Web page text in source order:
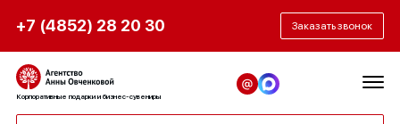
+7 (4852) 28 20 30 Заказать звонок
Корпоративные подарки и бизнес-сувениры
набором?